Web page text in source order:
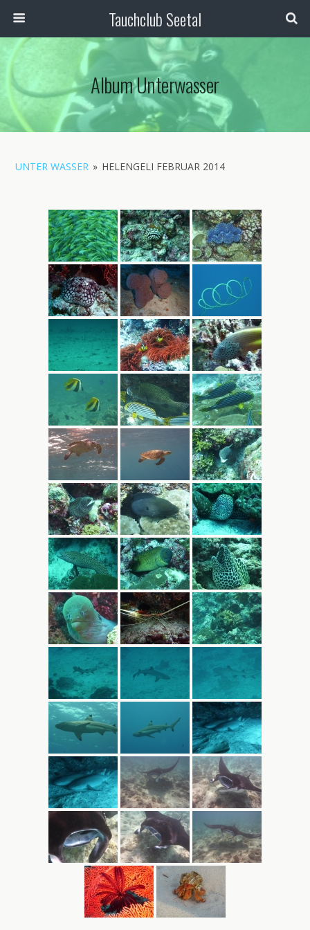
Tauchclub Seetal
Album Unterwasser
UNTER WASSER » HELENGELI FEBRUAR 2014